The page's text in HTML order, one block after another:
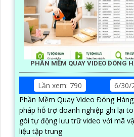
PHẦN MỀM QUAY VIDEO ĐÓNG
Lần xem: 790
6/30/
Phần Mềm Quay Video Đóng
pháp hỗ trợ doanh nghiệp ghi lại
gói tự động lưu trữ video với mã
liệu tập trung